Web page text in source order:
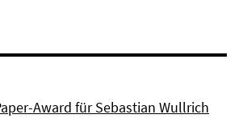
Award für Sebastian Wullrich